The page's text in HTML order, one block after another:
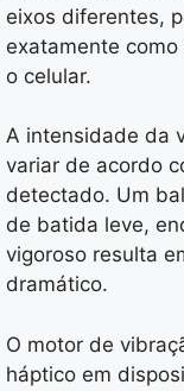
eixos diferentes,
exatamente
o celular.
A intensidade da
variar de acordo
detectado. Um
de batida leve,
vigoroso resulta
dramático.
O motor de
háptico em